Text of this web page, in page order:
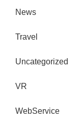
News
Travel
Uncategorized
VR
WebService